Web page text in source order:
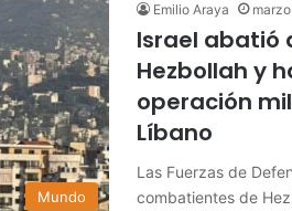
Mundo
Emilio Araya
Israel abatió
Hezbollah y
operación
Líbano
Las Fuerzas de
combatientes de